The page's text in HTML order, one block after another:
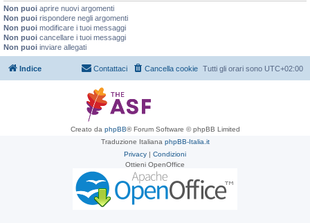
Non puoi aprire nuovi argomenti
Non puoi rispondere negli argomenti
Non puoi modificare i tuoi messaggi
Non puoi cancellare i tuoi messaggi
Non puoi inviare allegati
Indice Tutti gli orari sono UTC+02:00
Cancella cookie
Contattaci
Creato da phpBB® Forum Software © phpBB Limited
Traduzione Italiana phpBB-Italia.it
Privacy | Condizioni
Ottieni OpenOffice